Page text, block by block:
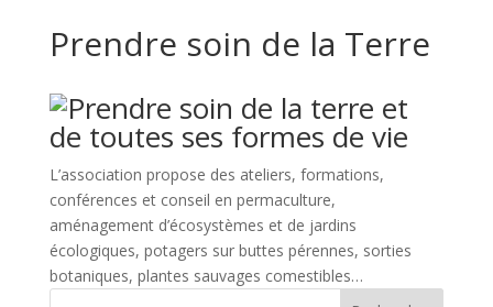
Prendre soin de la Terre
L’association propose des ateliers, formations,
conférences et conseil en permaculture,
aménagement d’écosystèmes et de jardins
écologiques, potagers sur buttes pérennes, sorties
botaniques, plantes sauvages comestibles…